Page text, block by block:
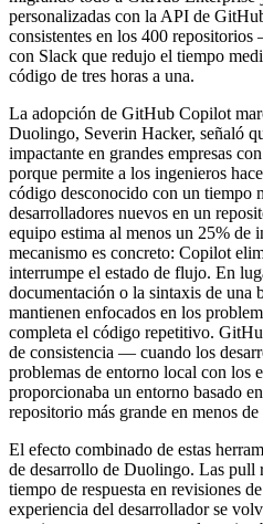
personalizadas con la API de
consistentes en los 400
con Slack que redujo el tiempo
código de tres horas a una.
La adopción de GitHub Copilot
Duolingo, Severin Hacker, señaló
impactante en grandes empresas
porque permite a los ingenieros
código desconocido con un tiempo
desarrolladores nuevos en un
equipo estima al menos un 25% de
mecanismo es concreto: Copilot
interrumpe el estado de flujo. En
documentación o la sintaxis de una
mantienen enfocados en los
completa el código repetitivo.
de consistencia — cuando los
problemas de entorno local con los
proporcionaba un entorno basado
repositorio más grande en menos
El efecto combinado de estas
de desarrollo de Duolingo. Las pull
tiempo de respuesta en revisiones
experiencia del desarrollador se